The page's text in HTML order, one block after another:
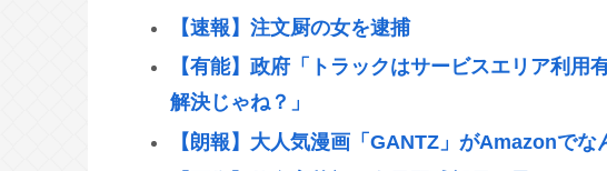
【速報】注文厨の女を逮捕
【有能】政府「トラックはサービスエリア利用
解決じゃね？」
【朗報】大人気漫画「GANTZ」がAmazonで